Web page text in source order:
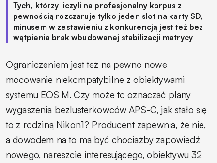
Tych, którzy liczyli na profesjonalny korpus z
pewnością rozczaruje tylko jeden slot na karty SD,
minusem w zestawieniu z konkurencją jest też bez
wątpienia brak wbudowanej stabilizacji matrycy
Ograniczeniem jest też na pewno nowe
mocowanie niekompatybilne z obiektywami
systemu EOS M. Czy może to oznaczać plany
wygaszenia bezlusterkowców APS-C, jak stało się
to z rodziną Nikon1? Producent zapewnia, że nie,
a dowodem na to ma być chociażby zapowiedź
nowego, nareszcie interesującego, obiektywu 32